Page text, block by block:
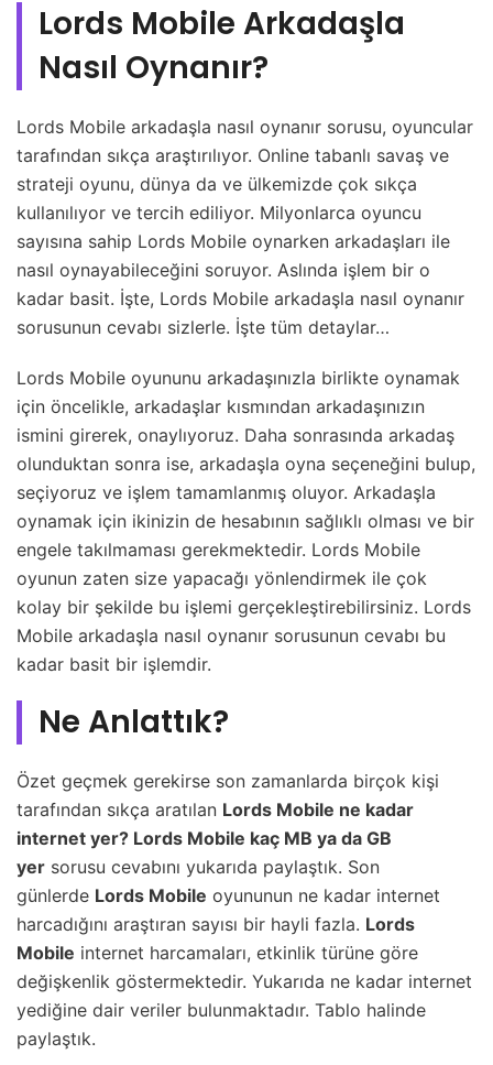
Lords Mobile Arkadaşla
Nasıl Oynanır?
Lords Mobile arkadaşla nasıl oynanır sorusu, oyuncular
tarafından sıkça araştırılıyor. Online tabanlı savaş ve
strateji oyunu, dünya da ve ülkemizde çok sıkça
kullanılıyor ve tercih ediliyor. Milyonlarca oyuncu
sayısına sahip Lords Mobile oynarken arkadaşları ile
nasıl oynayabileceğini soruyor. Aslında işlem bir o
kadar basit. İşte, Lords Mobile arkadaşla nasıl oynanır
sorusunun cevabı sizlerle. İşte tüm detaylar…
Lords Mobile oyununu arkadaşınızla birlikte oynamak
için öncelikle, arkadaşlar kısmından arkadaşınızın
ismini girerek, onaylıyoruz. Daha sonrasında arkadaş
olunduktan sonra ise, arkadaşla oyna seçeneğini bulup,
seçiyoruz ve işlem tamamlanmış oluyor. Arkadaşla
oynamak için ikinizin de hesabının sağlıklı olması ve bir
engele takılmaması gerekmektedir. Lords Mobile
oyunun zaten size yapacağı yönlendirmek ile çok
kolay bir şekilde bu işlemi gerçekleştirebilirsiniz. Lords
Mobile arkadaşla nasıl oynanır sorusunun cevabı bu
kadar basit bir işlemdir.
Ne Anlattık?
Özet geçmek gerekirse son zamanlarda birçok kişi
tarafından sıkça aratılan Lords Mobile ne kadar
internet yer? Lords Mobile kaç MB ya da GB
yer sorusu cevabını yukarıda paylaştık. Son
günlerde Lords Mobile oyununun ne kadar internet
harcadığını araştıran sayısı bir hayli fazla. Lords
Mobile internet harcamaları, etkinlik türüne göre
değişkenlik göstermektedir. Yukarıda ne kadar internet
yediğine dair veriler bulunmaktadır. Tablo halinde
paylaştık.